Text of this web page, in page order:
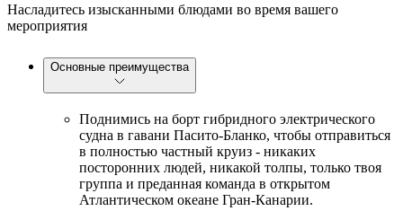
Насладитесь изысканными блюдами во время вашего
мероприятия
Основные преимущества
Поднимись на борт гибридного электрического
судна в гавани Пасито-Бланко, чтобы отправиться
в полностью частный круиз - никаких
посторонних людей, никакой толпы, только твоя
группа и преданная команда в открытом
Атлантическом океане Гран-Канарии.